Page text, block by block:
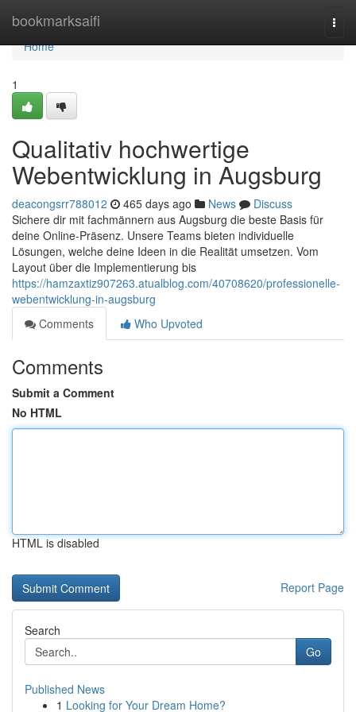
bookmarksaifi
Home
Home
1
Qualitativ hochwertige
Webentwicklung in Augsburg
deacongsrr788012 465 days ago News
Discuss
Sichere dir mit fachmännern aus Augsburg die beste Basis für
deine Online-Präsenz. Unsere Teams bieten individuelle
Lösungen, welche deine Ideen in die Realität umsetzen. Vom
Layout über die Implementierung bis
https://hamzaxtiz907263.atualblog.com/40708620/professionelle-
webentwicklung-in-augsburg
Comments
Who Upvoted
Comments
Submit a Comment
No HTML
HTML is disabled
Report Page
Search
Go
Published News
1 Looking for Your Dream Home?